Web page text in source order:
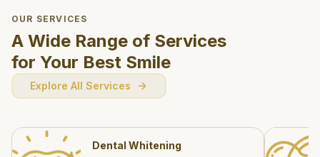
OUR SERVICES
A Wide Range of Services
for Your Best Smile
Explore All Services
Dental Whitening